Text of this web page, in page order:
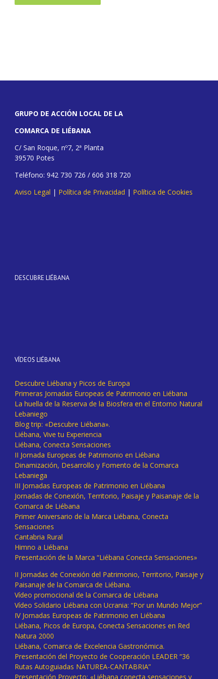
GRUPO DE ACCIÓN LOCAL DE LA
COMARCA DE LIÉBANA
C/ San Roque, nº7, 2ª Planta
39570 Potes
Teléfono: 942 730 726 / 606 318 720
Aviso Legal | Política de Privacidad | Política de Cookies
DESCUBRE LIÉBANA
VÍDEOS LIÉBANA
Descubre Liébana y Picos de Europa
Primeras Jornadas Europeas de Patrimonio en Liébana
La huella de la Reserva de la Biosfera en el Entorno Natural
Lebaniego
Blog trip: «Descubre Liébana».
Liébana, Vive tu Experiencia
Liébana, Conecta Sensaciones
II Jornada Europeas de Patrimonio en Liébana
Dinamización, Desarrollo y Fomento de la Comarca
Lebaniega
III Jornadas Europeas de Patrimonio en Liébana
Jornadas de Conexión, Territorio, Paisaje y Paisanaje de la
Comarca de Liébana
Primer Aniversario de la Marca Liébana, Conecta
Sensaciones
Cantabria Rural
Himno a Liébana
Presentación de la Marca “Liébana Conecta Sensaciones»
II Jornadas de Conexión del Patrimonio, Territorio, Paisaje y
Paisanaje de la Comarca de Liébana.
Vídeo promocional de la Comarca de Liébana
Vídeo Solidario Liébana con Ucrania: “Por un Mundo Mejor”
IV Jornadas Europeas de Patrimonio en Liébana
Liébana, Picos de Europa, Conecta Sensaciones en Red
Natura 2000
Liébana, Comarca de Excelencia Gastronómica.
Presentación del Proyecto de Cooperación LEADER “36
Rutas Autoguiadas NATUREA-CANTABRIA”
Presentación Proyecto: «Liébana conecta sensaciones y